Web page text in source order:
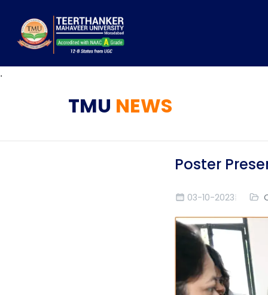
.
TMU NEWS
Poster
03-10-2023